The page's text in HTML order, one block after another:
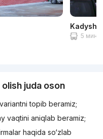
5 мин
juda oson
topib beramiz;
vaqtini aniqlab beramiz;
haqida so‘zlab